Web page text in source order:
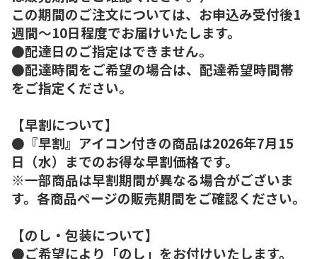
この期間のご注文については、お申込み受付後1
週間～10日程度でお届けいたします。
●配達日のご指定はできません。
●配達時間をご希望の場合は、配達希望時間帯
をご指定ください。
【早割について】
●『早割』アイコン付きの商品は2026年7月15
日（水）までのお得な早割価格です。
※一部商品は早割期間が異なる場合がございま
す。各商品ページの販売期間をご確認ください。
【のし・包装について】
●ご希望により「のし」をお付けいたします。